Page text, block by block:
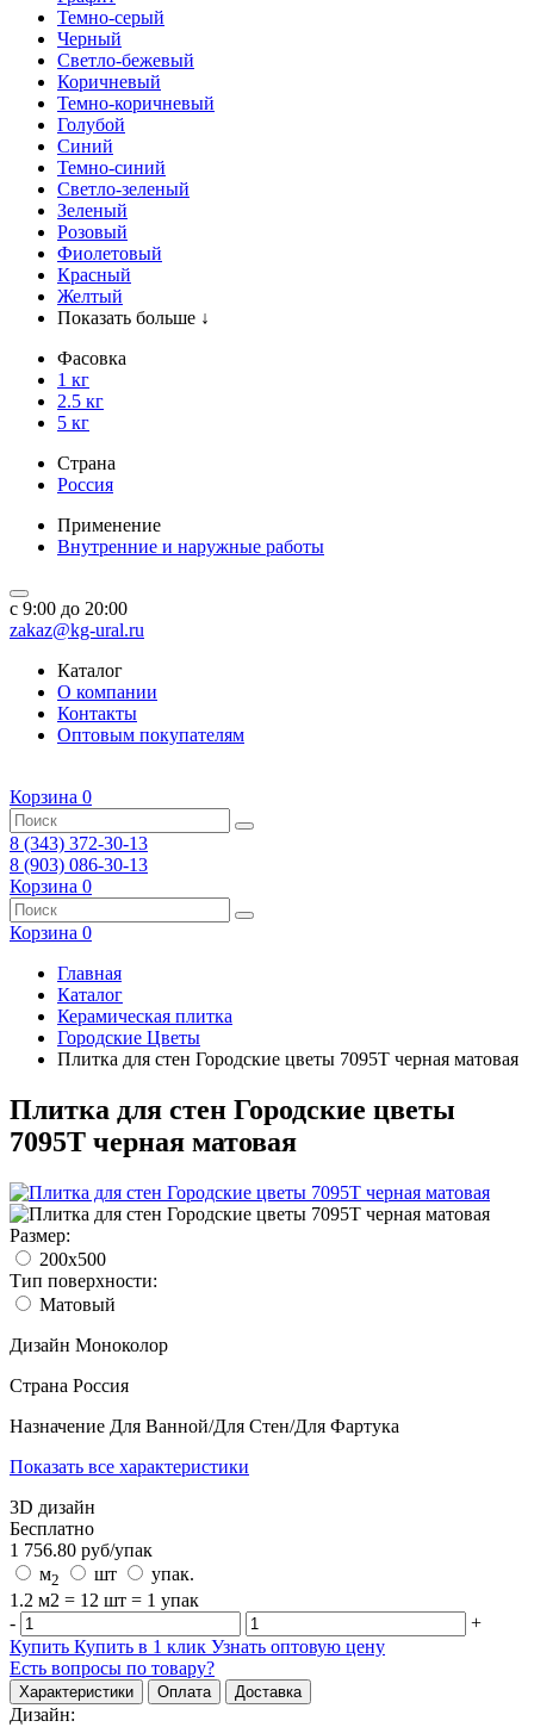
Темно-серый
Черный
Светло-бежевый
Коричневый
Темно-коричневый
Голубой
Синий
Темно-синий
Светло-зеленый
Зеленый
Розовый
Фиолетовый
Красный
Желтый
Показать больше ↓
Фасовка
1 кг
2.5 кг
5 кг
Страна
Россия
Применение
Внутренние и наружные работы
c 9:00 до 20:00
zakaz@kg-ural.ru
Каталог
О компании
Контакты
Оптовым покупателям
Корзина 0
8 (343) 372-30-13
8 (903) 086-30-13
Корзина 0
Корзина 0
Главная
Каталог
Керамическая плитка
Городские Цветы
Плитка для стен Городские цветы 7095T черная матовая
Плитка для стен Городские цветы
7095T черная матовая
Размер:
200x500
Тип поверхности:
Матовый
Дизайн Моноколор
Страна Россия
Назначение Для Ванной/Для Стен/Для Фартука
Показать все характеристики
3D дизайн
Бесплатно
1 756.80 руб/упак
м2 шт
упак.
1.2 м2 = 12 шт = 1 упак
-
+
Купить Купить в 1 клик Узнать оптовую цену
Есть вопросы по товару?
Характеристики Оплата Доставка
Дизайн: